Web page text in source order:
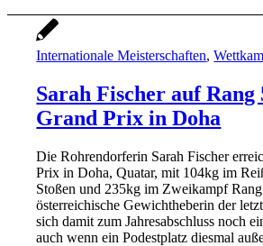
Internationale Meisterschaften,
Sarah Fischer auf Rang
Grand Prix in Doha
Die Rohrendorferin Sarah Fischer
Prix in Doha, Quatar, mit 104kg im
Stoßen und 235kg im Zweikampf
österreichische Gewichtheberin der
sich damit zum Jahresabschluss noch
auch wenn ein Podestplatz diesmal